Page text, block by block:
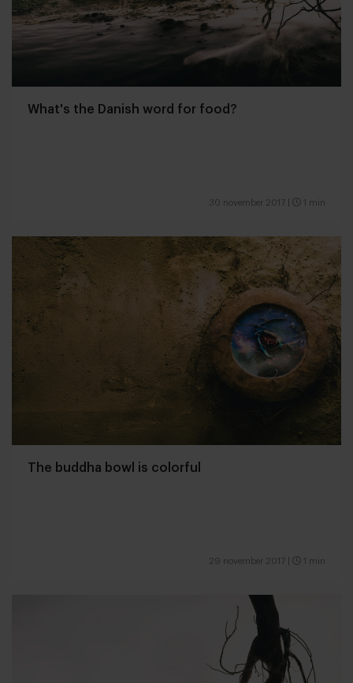
What's the Danish word for food?
30 november 2017 1 min
The buddha bowl is colorful
29 november 2017 1 min